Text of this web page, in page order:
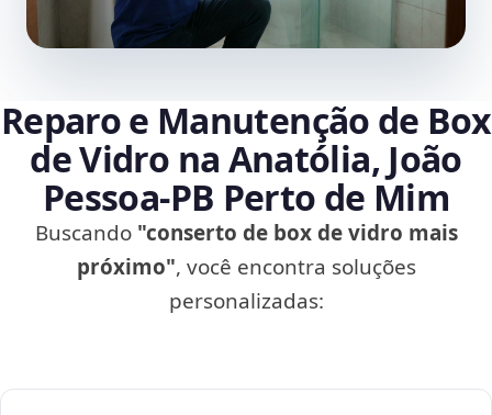
Reparo e Manutenção de Box
de Vidro na Anatólia, João
Pessoa‑PB Perto de Mim
Buscando "conserto de box de vidro mais
próximo", você encontra soluções
personalizadas: